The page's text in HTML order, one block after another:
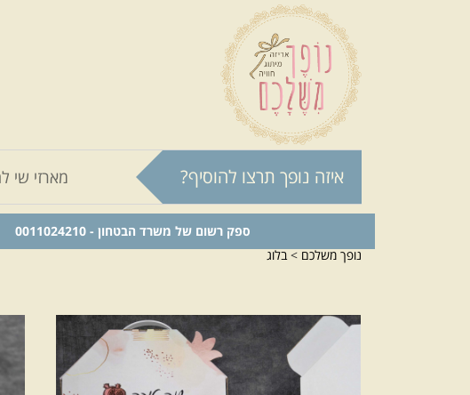
איזה נופך תרצו להוסיף? מארזי שי
ספק רשום של משרד הבטחון - 0011024210
נופך משלכם>בלוג